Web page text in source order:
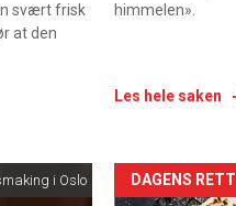
svært frisk
at den
himmelen».
Les hele saken
i Oslo
Forsiden
DAGENS RETT